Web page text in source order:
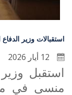
استقبالات وزير
استقبل
منسى في